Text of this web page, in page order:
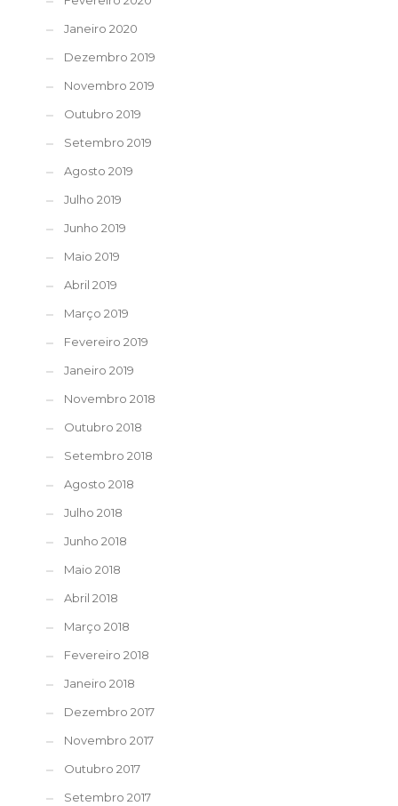
Janeiro 2020
Dezembro 2019
Novembro 2019
Outubro 2019
Setembro 2019
Agosto 2019
Julho 2019
Junho 2019
Maio 2019
Abril 2019
Março 2019
Fevereiro 2019
Janeiro 2019
Novembro 2018
Outubro 2018
Setembro 2018
Agosto 2018
Julho 2018
Junho 2018
Maio 2018
Abril 2018
Março 2018
Fevereiro 2018
Janeiro 2018
Dezembro 2017
Novembro 2017
Outubro 2017
Setembro 2017